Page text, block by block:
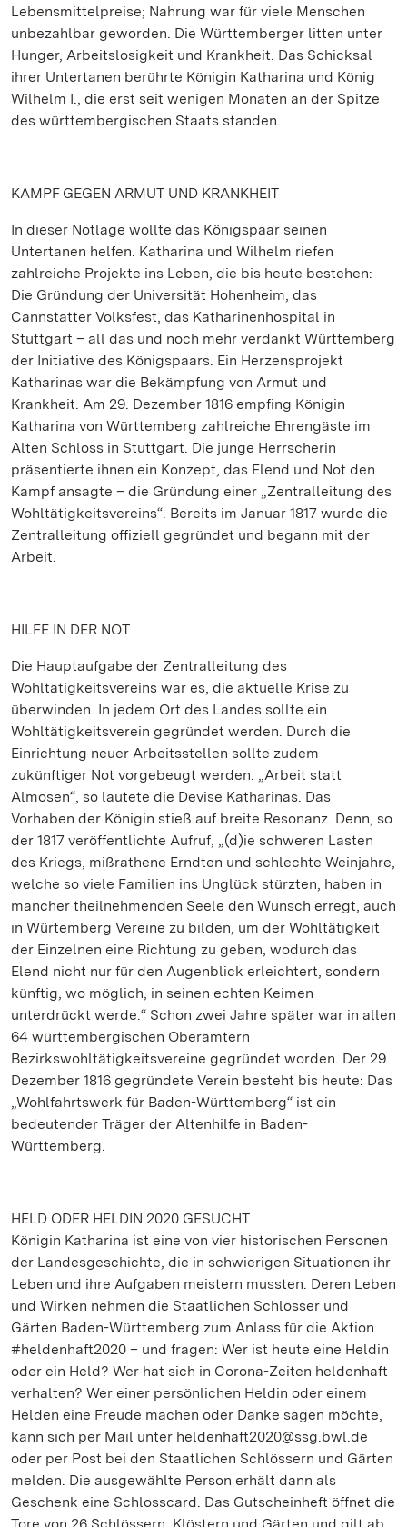
Lebensmittelpreise; Nahrung war für viele Menschen
unbezahlbar geworden. Die Württemberger litten unter
Hunger, Arbeitslosigkeit und Krankheit. Das Schicksal
ihrer Untertanen berührte Königin Katharina und König
Wilhelm I., die erst seit wenigen Monaten an der Spitze
des württembergischen Staats standen.
KAMPF GEGEN ARMUT UND KRANKHEIT
In dieser Notlage wollte das Königspaar seinen
Untertanen helfen. Katharina und Wilhelm riefen
zahlreiche Projekte ins Leben, die bis heute bestehen:
Die Gründung der Universität Hohenheim, das
Cannstatter Volksfest, das Katharinenhospital in
Stuttgart – all das und noch mehr verdankt Württemberg
der Initiative des Königspaars. Ein Herzensprojekt
Katharinas war die Bekämpfung von Armut und
Krankheit. Am 29. Dezember 1816 empfing Königin
Katharina von Württemberg zahlreiche Ehrengäste im
Alten Schloss in Stuttgart. Die junge Herrscherin
präsentierte ihnen ein Konzept, das Elend und Not den
Kampf ansagte – die Gründung einer „Zentralleitung des
Wohltätigkeitsvereins“. Bereits im Januar 1817 wurde die
Zentralleitung offiziell gegründet und begann mit der
Arbeit.
HILFE IN DER NOT
Die Hauptaufgabe der Zentralleitung des
Wohltätigkeitsvereins war es, die aktuelle Krise zu
überwinden. In jedem Ort des Landes sollte ein
Wohltätigkeitsverein gegründet werden. Durch die
Einrichtung neuer Arbeitsstellen sollte zudem
zukünftiger Not vorgebeugt werden. „Arbeit statt
Almosen“, so lautete die Devise Katharinas. Das
Vorhaben der Königin stieß auf breite Resonanz. Denn, so
der 1817 veröffentlichte Aufruf, „(d)ie schweren Lasten
des Kriegs, mißrathene Erndten und schlechte Weinjahre,
welche so viele Familien ins Unglück stürzten, haben in
mancher theilnehmenden Seele den Wunsch erregt, auch
in Würtemberg Vereine zu bilden, um der Wohltätigkeit
der Einzelnen eine Richtung zu geben, wodurch das
Elend nicht nur für den Augenblick erleichtert, sondern
künftig, wo möglich, in seinen echten Keimen
unterdrückt werde.“ Schon zwei Jahre später war in allen
64 württembergischen Oberämtern
Bezirkswohltätigkeitsvereine gegründet worden. Der 29.
Dezember 1816 gegründete Verein besteht bis heute: Das
„Wohlfahrtswerk für Baden-Württemberg“ ist ein
bedeutender Träger der Altenhilfe in Baden-
Württemberg.
HELD ODER HELDIN 2020 GESUCHT
Königin Katharina ist eine von vier historischen Personen
der Landesgeschichte, die in schwierigen Situationen ihr
Leben und ihre Aufgaben meistern mussten. Deren Leben
und Wirken nehmen die Staatlichen Schlösser und
Gärten Baden-Württemberg zum Anlass für die Aktion
#heldenhaft2020 – und fragen: Wer ist heute eine Heldin
oder ein Held? Wer hat sich in Corona-Zeiten heldenhaft
verhalten? Wer einer persönlichen Heldin oder einem
Helden eine Freude machen oder Danke sagen möchte,
kann sich per Mail unter heldenhaft2020@ssg.bwl.de
oder per Post bei den Staatlichen Schlössern und Gärten
melden. Die ausgewählte Person erhält dann als
Geschenk eine Schlosscard. Das Gutscheinheft öffnet die